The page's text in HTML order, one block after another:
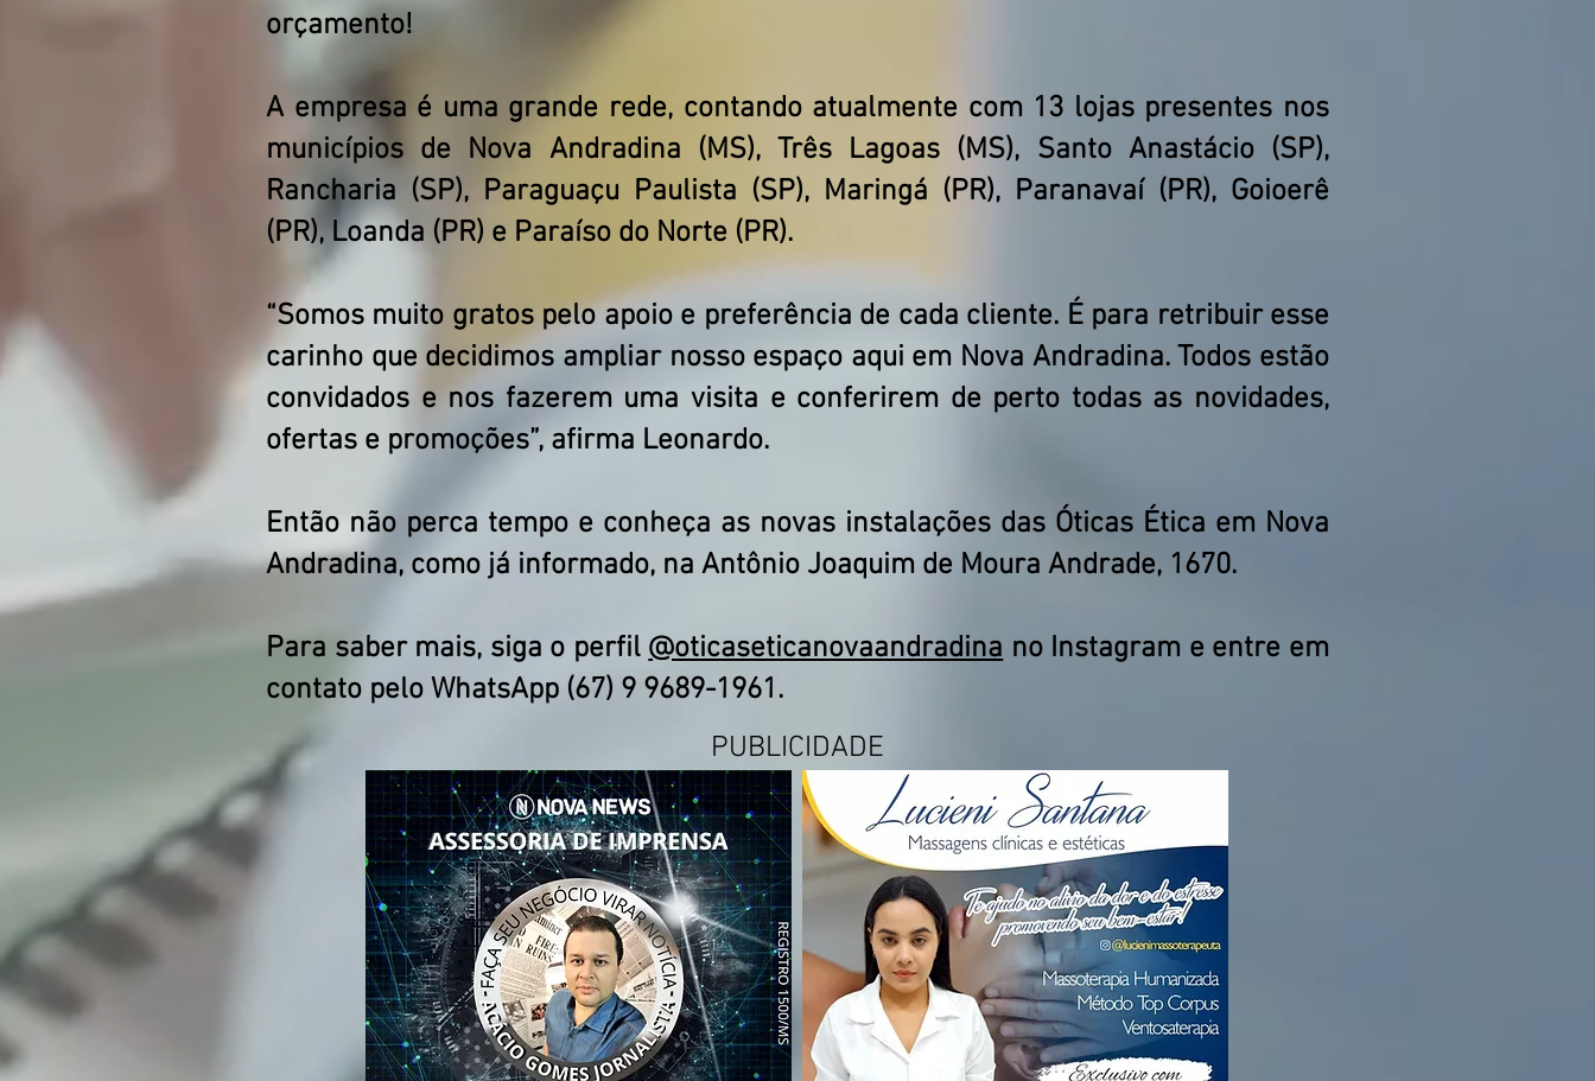
orçamento!
A empresa é uma grande rede, contando atualmente com 13 lojas presentes nos
municípios de Nova Andradina (MS), Três Lagoas (MS), Santo Anastácio (SP),
Rancharia (SP), Paraguaçu Paulista (SP), Maringá (PR), Paranavaí (PR), Goioerê
(PR), Loanda (PR) e Paraíso do Norte (PR).
“Somos muito gratos pelo apoio e preferência de cada cliente. É para retribuir esse
carinho que decidimos ampliar nosso espaço aqui em Nova Andradina. Todos estão
convidados e nos fazerem uma visita e conferirem de perto todas as novidades,
ofertas e promoções”, afirma Leonardo.
Então não perca tempo e conheça as novas instalações das Óticas Ética em Nova
Andradina, como já informado, na Antônio Joaquim de Moura Andrade, 1670.
Para saber mais, siga o perfil@oticaseticanovaandradinano Instagram e entre em
contato pelo WhatsApp (67) 9 9689-1961.
PUBLICIDADE